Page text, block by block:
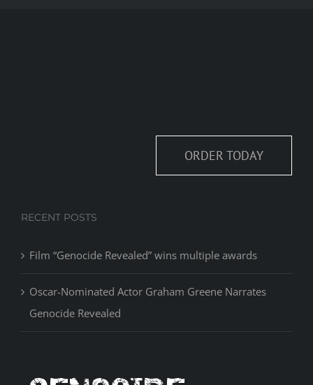
ORDER TODAY
RECENT POSTS
Film “Genocide Revealed” wins multiple awards
Oscar-Nominated Actor Graham Greene Narrates
Genocide Revealed